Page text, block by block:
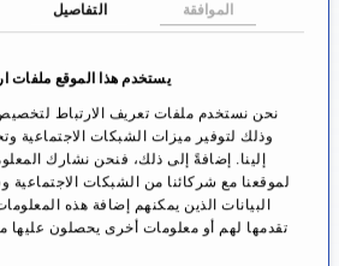
الموافقة التفاصيل
يستخدم هذا الموقع ملفات
نحن نستخدم ملفات تعريف الارتباط لتخصيص
وذلك لتوفير ميزات الشبكات الاجتماعية
إلينا. إضافةً إلى ذلك، فنحن نشارك
لموقعنا مع شركائنا من الشبكات الاجتماعية
البيانات الذين يمكنهم إضافة هذه
تقدمها لهم أو معلومات أخرى يحصلون عليها
أعراض الصرع
مع النوبات البؤرية البسيطة ، عادة
عضلي يبقى المرء معه واعيًا. فقط مع
يمكن أن يكون الوعي محدودًا أو
تنقسم النوبات المعممة إلى أشكال